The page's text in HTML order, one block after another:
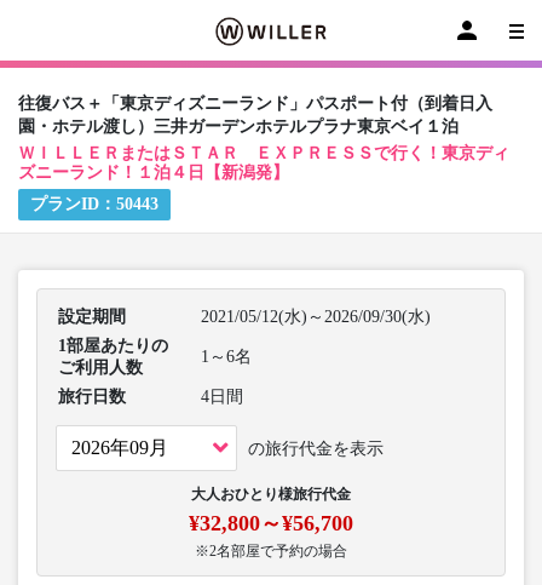
往復バス＋「東京ディズニーランド」パスポート付（到着日入
園・ホテル渡し）三井ガーデンホテルプラナ東京ベイ１泊
ＷＩＬＬＥＲまたはＳＴＡＲ ＥＸＰＲＥＳＳで行く！東京ディ
ズニーランド！１泊４日【新潟発】
プランID： 50443
設定期間
2021/05/12(水)～2026/09/30(水)
1部屋あたりの
ご利用人数
1～6名
旅行日数 4日間
の旅行代金を表示
大人おひとり様旅行代金
¥32,800～¥56,700
※2名部屋で予約の場合